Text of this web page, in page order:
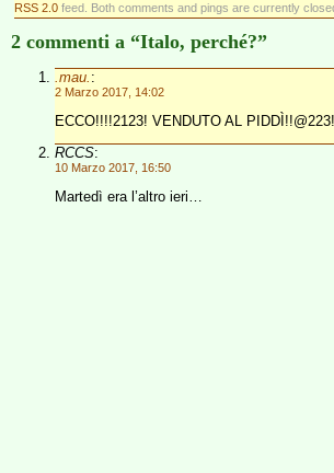
RSS 2.0 feed. Both comments and pings are currently
2 commenti a “Italo, perché?”
.mau. :
2 Marzo 2017, 14:02
ECCO!!!!2123! VENDUTO AL
RCCS:
10 Marzo 2017, 16:50
Martedì era l’altro ieri…